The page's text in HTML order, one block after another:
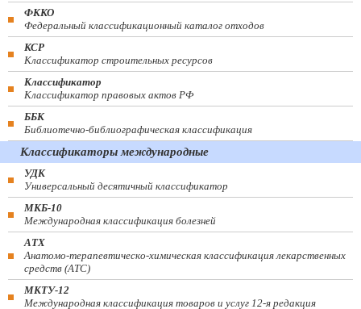
ФККО
Федеральный классификационный каталог отходов
КСР
Классификатор строительных ресурсов
Классификатор
Классификатор правовых актов РФ
ББК
Библиотечно-библиографическая классификация
Классификаторы международные
УДК
Универсальный десятичный классификатор
МКБ-10
Международная классификация болезней
АТХ
Анатомо-терапевтическо-химическая классификация лекарственных
средств (ATC)
МКТУ-12
Международная классификация товаров и услуг 12-я редакция